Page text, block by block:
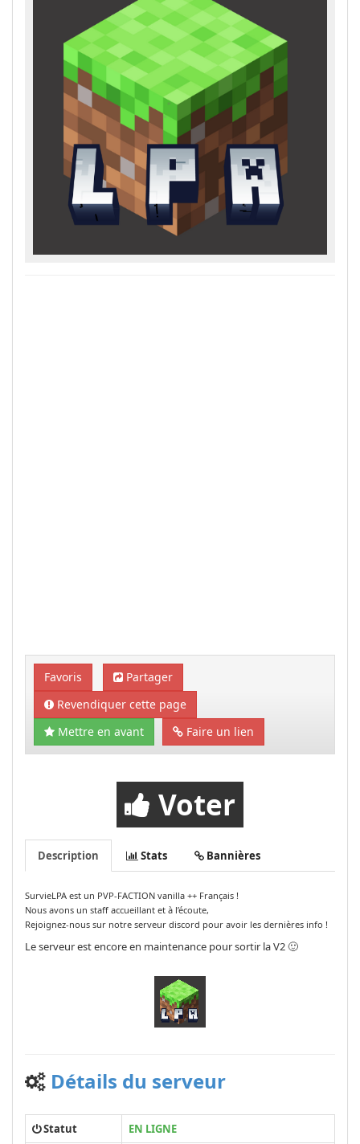
Favoris
Partager
Revendiquer cette page
Mettre en avant
Faire un lien
Voter
Description Stats Bannières
SurvieLPA est un PVP-FACTION vanilla ++ Français !
Nous avons un staff accueillant et à l’écoute,
Rejoignez-nous sur notre serveur discord pour avoir les dernières info !
Le serveur est encore en maintenance pour sortir la V2 🙂
Détails du serveur
Statut EN LIGNE